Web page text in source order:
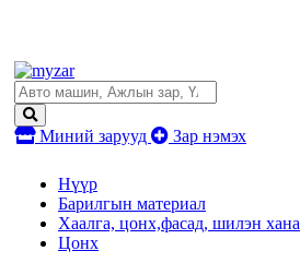
Миний зарууд Зар нэмэх
Нүүр
Барилгын материал
Хаалга, цонх,фасад, шилэн хана
Цонх